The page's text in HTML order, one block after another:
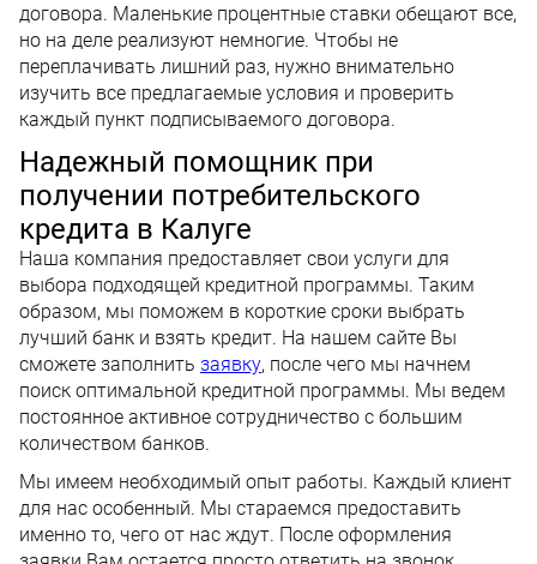
договора. Маленькие процентные ставки обещают все,
но на деле реализуют немногие. Чтобы не
переплачивать лишний раз, нужно внимательно
изучить все предлагаемые условия и проверить
каждый пункт подписываемого договора.
Надежный помощник при
получении потребительского
кредита в Калуге
Наша компания предоставляет свои услуги для
выбора подходящей кредитной программы. Таким
образом, мы поможем в короткие сроки выбрать
лучший банк и взять кредит. На нашем сайте Вы
сможете заполнить заявку, после чего мы начнем
поиск оптимальной кредитной программы. Мы ведем
постоянное активное сотрудничество с большим
количеством банков.
Мы имеем необходимый опыт работы. Каждый клиент
для нас особенный. Мы стараемся предоставить
именно то, чего от нас ждут. После оформления